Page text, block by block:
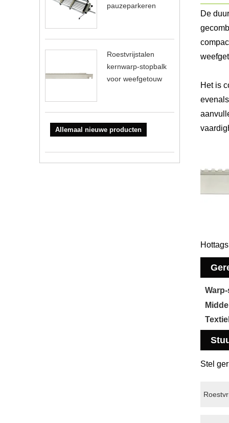
pauzeparkeren
Roestvrijstalen
kernwarp-stopbalk
voor weefgetouw
Allemaal nieuwe producten
De
Het is
Stel